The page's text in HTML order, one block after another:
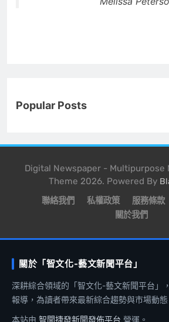
Popular Posts
Digital Newspaper - Multipurpose
Theme 2026. Powered By
聯絡我們 私權政策 服務條款
關於我們
關於「智文化-藝文新聞平台」
深耕綜合領域的「智文化-藝文新聞平台」
報導，為讀者帶來最新綜合趨勢與市場動態
本站由 智聞捷發新聞發佈平台 營運。